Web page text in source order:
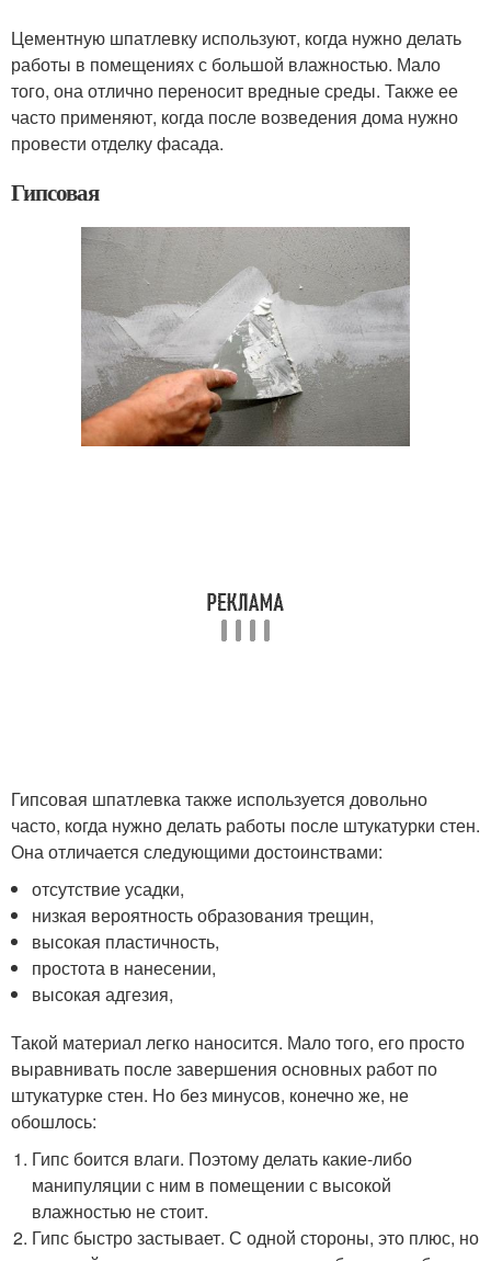
Цементную шпатлевку используют, когда нужно делать
работы в помещениях с большой влажностью. Мало
того, она отлично переносит вредные среды. Также ее
часто применяют, когда после возведения дома нужно
провести отделку фасада.
Гипсовая
Гипсовая шпатлевка также используется довольно
часто, когда нужно делать работы после штукатурки стен.
Она отличается следующими достоинствами:
отсутствие усадки,
низкая вероятность образования трещин,
высокая пластичность,
простота в нанесении,
высокая адгезия,
Такой материал легко наносится. Мало того, его просто
выравнивать после завершения основных работ по
штукатурке стен. Но без минусов, конечно же, не
обошлось:
Гипс боится влаги. Поэтому делать какие-либо
манипуляции с ним в помещении с высокой
влажностью не стоит.
Гипс быстро застывает. С одной стороны, это плюс, но